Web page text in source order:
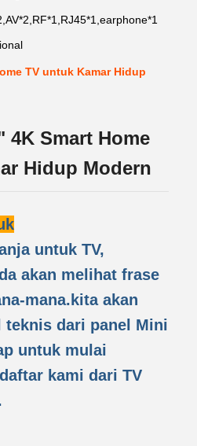
TV untuk Kamar Hidup
4K Smart Home
Hidup Modern
untuk TV,
akan melihat frase
mana.kita akan
teknis dari panel Mini
untuk mulai
kami dari TV